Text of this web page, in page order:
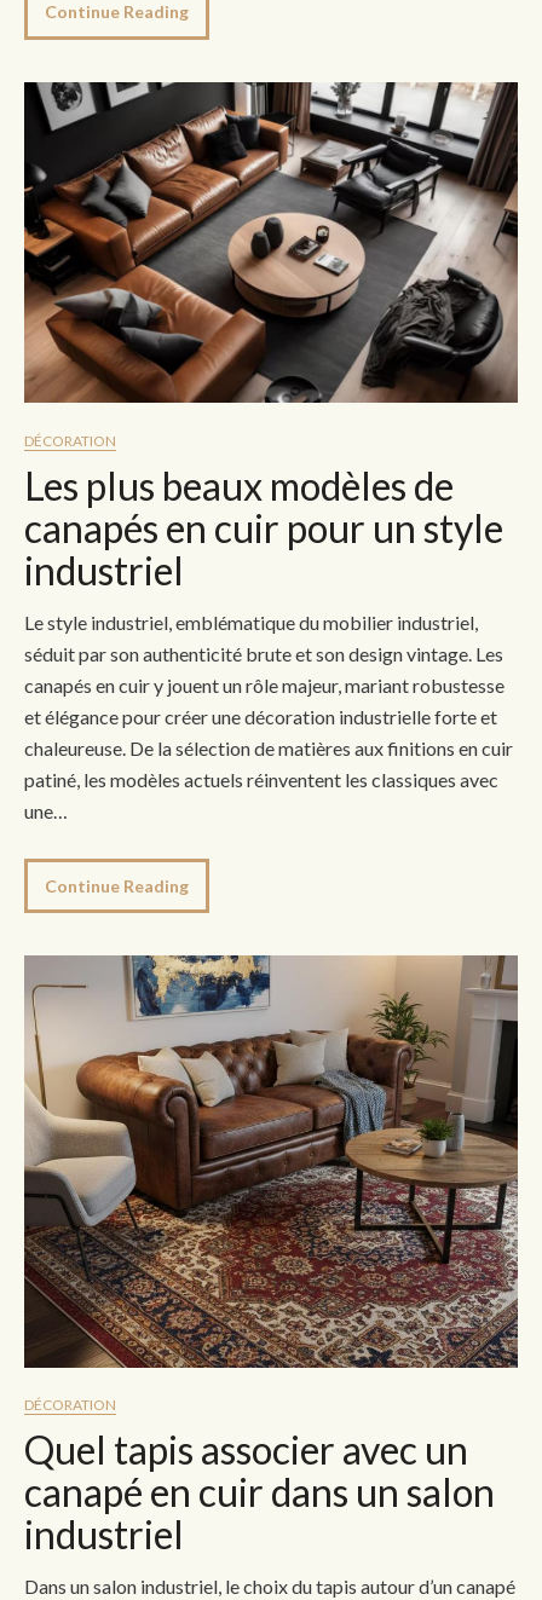
Continue Reading
DÉCORATION
Les plus beaux modèles de
canapés en cuir pour un style
industriel
Le style industriel, emblématique du mobilier industriel,
séduit par son authenticité brute et son design vintage. Les
canapés en cuir y jouent un rôle majeur, mariant robustesse
et élégance pour créer une décoration industrielle forte et
chaleureuse. De la sélection de matières aux finitions en cuir
patiné, les modèles actuels réinventent les classiques avec
une…
Continue Reading
DÉCORATION
Quel tapis associer avec un
canapé en cuir dans un salon
industriel
Dans un salon industriel, le choix du tapis autour d’un canapé